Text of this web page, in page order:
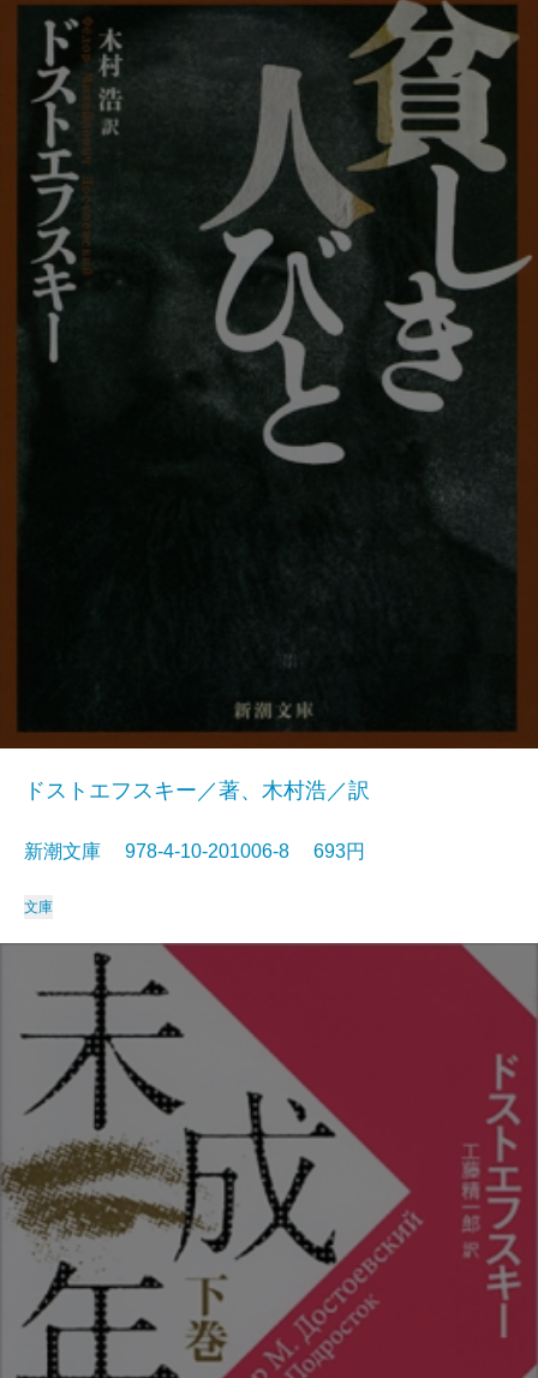
ドストエフスキー／著、木村浩／訳
新潮文庫 978-4-10-201006-8 693円
文庫